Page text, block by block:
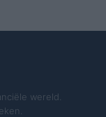
wereld.